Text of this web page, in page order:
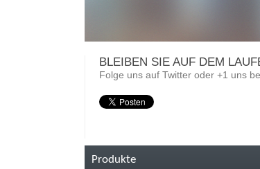
BLEIBEN SIE AUF DEM
Folge uns auf Twitter oder +1 uns
Produkte